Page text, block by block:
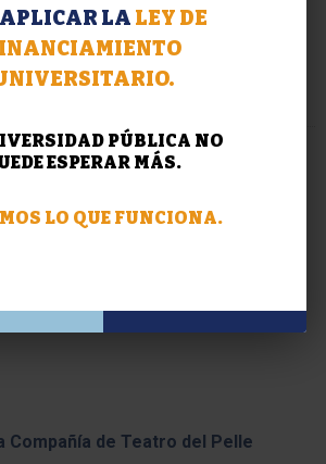
los contingentes de los viajes de
Compañía de Teatro del Pelle
LA LEY DE
PÚBLICA NO
ESPERAR MÁS.
LO QUE FUNCIONA.